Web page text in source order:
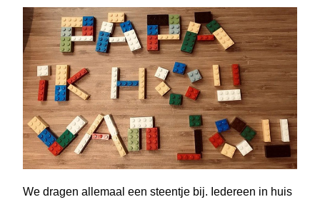
We dragen allemaal een steentje bij. Iedereen in huis